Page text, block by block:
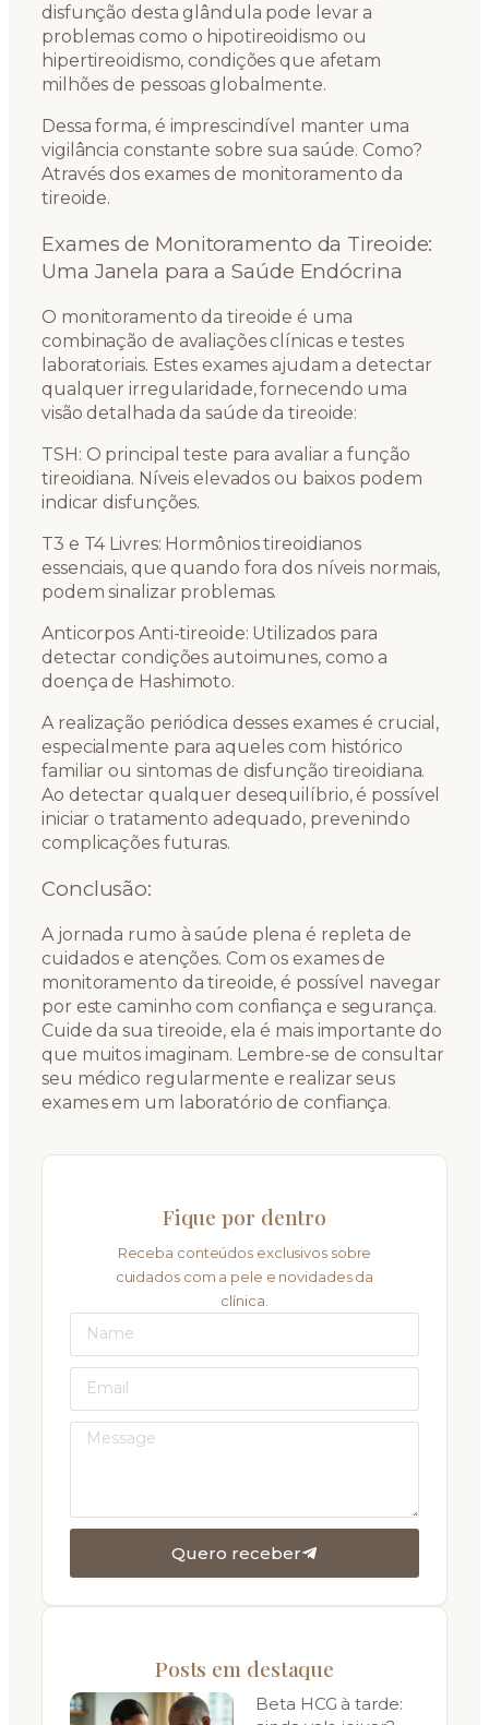
disfunção desta glândula pode levar a
problemas como o hipotireoidismo ou
hipertireoidismo, condições que afetam
milhões de pessoas globalmente.
Dessa forma, é imprescindível manter uma
vigilância constante sobre sua saúde. Como?
Através dos exames de monitoramento da
tireoide.
Exames de Monitoramento da Tireoide:
Uma Janela para a Saúde Endócrina
O monitoramento da tireoide é uma
combinação de avaliações clínicas e testes
laboratoriais. Estes exames ajudam a detectar
qualquer irregularidade, fornecendo uma
visão detalhada da saúde da tireoide:
TSH: O principal teste para avaliar a função
tireoidiana. Níveis elevados ou baixos podem
indicar disfunções.
T3 e T4 Livres: Hormônios tireoidianos
essenciais, que quando fora dos níveis normais,
podem sinalizar problemas.
Anticorpos Anti-tireoide: Utilizados para
detectar condições autoimunes, como a
doença de Hashimoto.
A realização periódica desses exames é crucial,
especialmente para aqueles com histórico
familiar ou sintomas de disfunção tireoidiana.
Ao detectar qualquer desequilíbrio, é possível
iniciar o tratamento adequado, prevenindo
complicações futuras.
Conclusão:
A jornada rumo à saúde plena é repleta de
cuidados e atenções. Com os exames de
monitoramento da tireoide, é possível navegar
por este caminho com confiança e segurança.
Cuide da sua tireoide, ela é mais importante do
que muitos imaginam. Lembre-se de consultar
seu médico regularmente e realizar seus
exames em um laboratório de confiança.
Fique por dentro
Receba conteúdos exclusivos sobre
cuidados com a pele e novidades da
clínica.
Quero receber
Posts em destaque
Beta HCG à tarde: